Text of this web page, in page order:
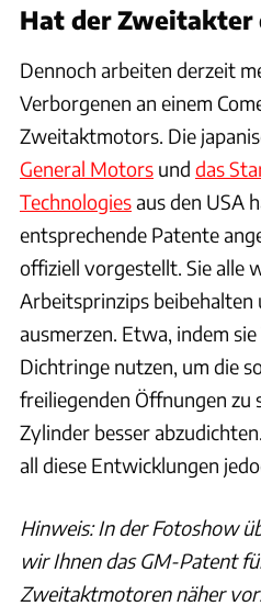
Hat der Zweitakter
Dennoch arbeiten derzeit
Verborgenen an einem
Zweitaktmotors. Die
General Motors und das
Technologiesaus den USA
entsprechende Patente
offiziell vorgestellt. Sie alle
Arbeitsprinzips beibehalten
ausmerzen. Etwa, indem
Dichtringe nutzen, um die
freiliegenden Öffnungen zu
Zylinder besser
all diese Entwicklungen
Hinweis: In der Fotoshow
wir Ihnen das GM-Patent
Zweitaktmotoren näher